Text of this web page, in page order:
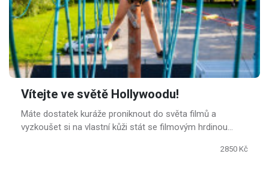
Vítejte ve světě Hollywoodu!
Máte dostatek kuráže proniknout do světa filmů a
vyzkoušet si na vlastní kůži stát se filmovým hrdinou
2850 Kč